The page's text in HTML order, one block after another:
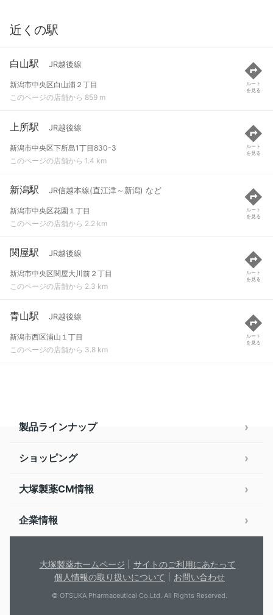
近くの駅
白山駅 JR越後線
新潟市中央区白山浦２丁目
このページの店舗から 859 m
ルート
を見る
上所駅 JR越後線
新潟市中央区下所島1丁目830-3
このページの店舗から 1.4 km
ルート
を見る
新潟駅 JR信越本線(直江津～新潟) など
新潟市中央区花園１丁目
このページの店舗から 2.2 km
ルート
を見る
関屋駅 JR越後線
新潟市中央区関屋大川前２丁目
このページの店舗から 2.3 km
ルート
を見る
青山駅 JR越後線
新潟市西区浦山１丁目
このページの店舗から 3.8 km
ルート
を見る
製品ラインナップ
ショッピング
大塚製薬CM情報
企業情報
大塚製薬ホームページ
サイトのご利用にあたって
個人情報の取り扱いについて
お問い合わせ
© OTSUKA Pharmaceutical Co.Ltd. All Rights Reserved.